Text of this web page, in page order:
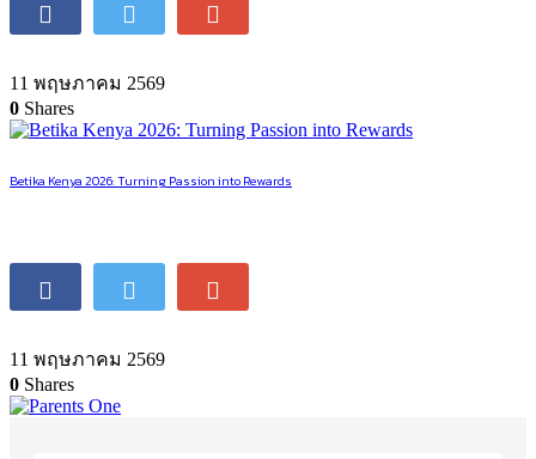
11 พฤษภาคม 2569
0 Shares
Betika Kenya 2026: Turning Passion into Rewards
11 พฤษภาคม 2569
0 Shares